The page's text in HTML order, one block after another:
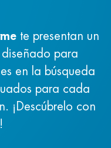
te presentan un
para
en la búsqueda
para cada
¡Descúbrelo con